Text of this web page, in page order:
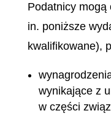
Podatnicy mogą
in. poniższe
kwalifikowane),
wynikające z
w części